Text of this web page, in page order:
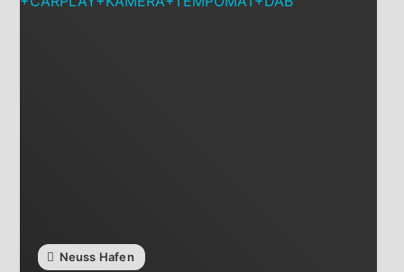
Neuss Hafen